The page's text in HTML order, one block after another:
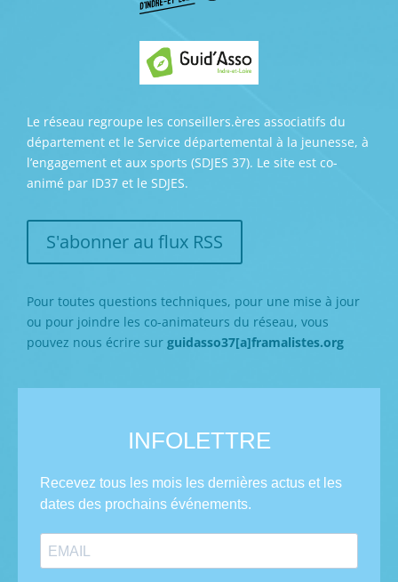
Le réseau regroupe les conseillers.ères associatifs du
département et le Service départemental à la jeunesse, à
l’engagement et aux sports (SDJES 37). Le site est co-
animé par ID37 et le SDJES.
S'abonner au flux RSS
Pour toutes questions techniques, pour une mise à jour
ou pour joindre les co-animateurs du réseau, vous
pouvez nous écrire sur guidasso37[a]framalistes.org